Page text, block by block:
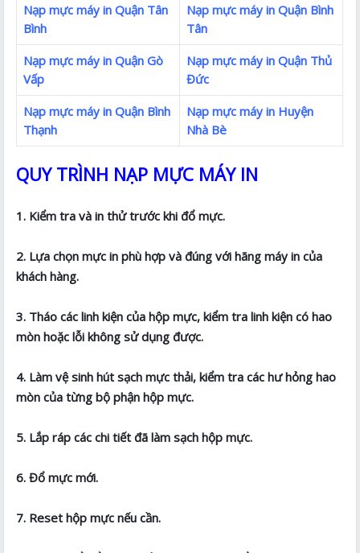
Nạp mực máy in Quận Tân
Bình
Nạp mực máy in Quận Bình
Tân
Nạp mực máy in Quận Gò
Vấp
Nạp mực máy in Quận Thủ
Đức
Nạp mực máy in Quận Bình
Thạnh
Nạp mực máy in Huyện
Nhà Bè
QUY TRÌNH NẠP MỰC MÁY IN
1. Kiểm tra và in thử trước khi đổ mực.
2. Lựa chọn mực in phù hợp và đúng với hãng máy in của
khách hàng.
3. Tháo các linh kiện của hộp mực, kiểm tra linh kiện có hao
mòn hoặc lỗi không sử dụng được.
4. Làm vệ sinh hút sạch mực thải, kiểm tra các hư hỏng hao
mòn của từng bộ phận hộp mực.
5. Lắp ráp các chi tiết đã làm sạch hộp mực.
6. Đổ mực mới.
7. Reset hộp mực nếu cần.